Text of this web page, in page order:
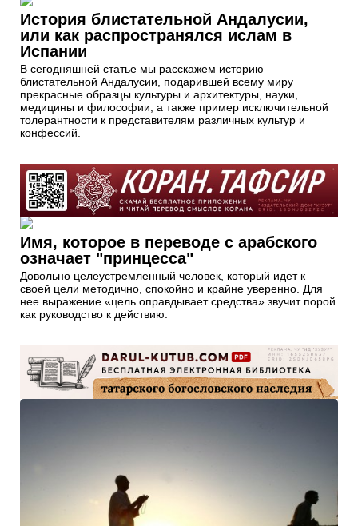
История блистательной Андалусии,
или как распространялся ислам в
Испании
В сегодняшней статье мы расскажем историю
блистательной Андалусии, подарившей всему миру
прекрасные образцы культуры и архитектуры, науки,
медицины и философии, а также пример исключительной
толерантности к представителям различных культур и
конфессий.
Имя, которое в переводе с арабского
означает "принцесса"
Довольно целеустремленный человек, который идет к
своей цели методично, спокойно и крайне уверенно. Для
нее выражение «цель оправдывает средства» звучит порой
как руководство к действию.